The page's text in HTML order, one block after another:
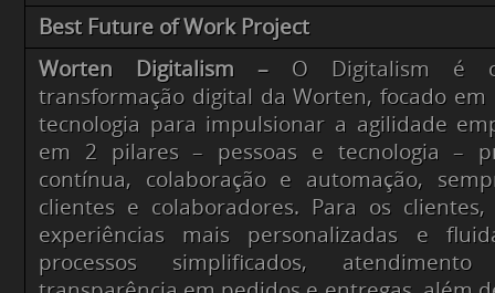
Best Future of Work Project
Worten Digitalism – O Digitalism é
transformação digital da Worten, focado
tecnologia para impulsionar a agilidade
em 2 pilares – pessoas e tecnologia –
contínua, colaboração e automação,
clientes e colaboradores. Para os
experiências mais personalizadas e
processos simplificados,